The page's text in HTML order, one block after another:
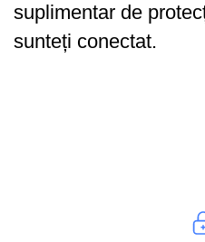
suplimentar de
sunteți conectat.